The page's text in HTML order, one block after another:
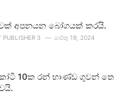
අපනයන බෝගයක් කරයි.
PUBLISHER 3 මාර්තු 19, 2024
10ක රන් භාණ්ඩ ගුවන්